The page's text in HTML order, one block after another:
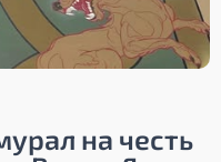
на честь